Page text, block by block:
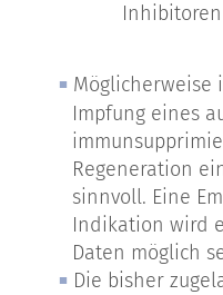
Inhibitoren
Möglicherweise
Impfung eines
Regeneration
sinnvoll. Eine
Indikation wird
Daten möglich
Die bisher